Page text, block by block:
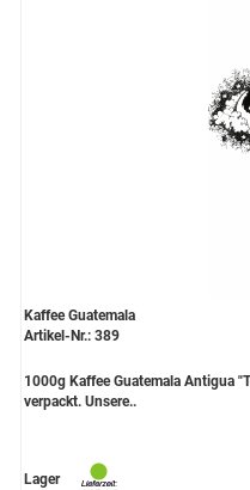
Kaffee Guatemala
Artikel-Nr.: 389
1000g Kaffee Guatemala Antigua
verpackt. Unsere..
Lager